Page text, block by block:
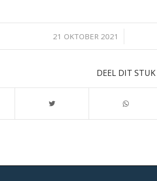
21 OKTOBER 2021
/
DEEL DIT STUK